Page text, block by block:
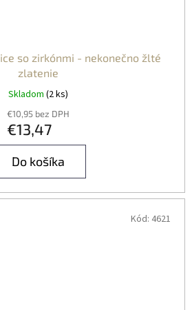
so zirkónmi - nekonečno žlté
zlatenie
Skladom (2 ks)
€10,95 bez DPH
€13,47
Do košíka
Kód: 4621